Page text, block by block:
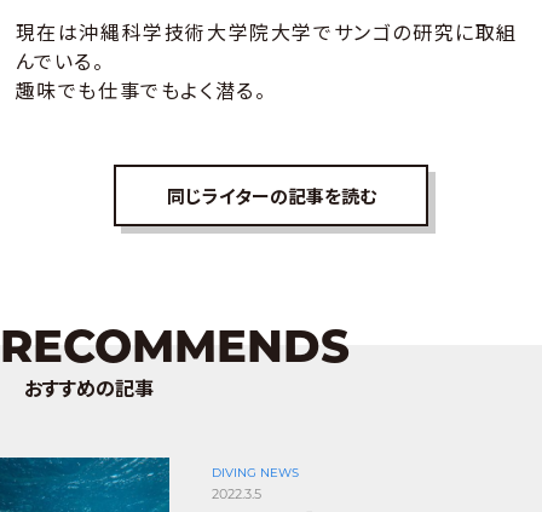
現在は沖縄科学技術大学院大学でサンゴの研究に取組
んでいる。
趣味でも仕事でもよく潜る。
同じライターの記事を読む
RECOMMENDS
おすすめの記事
DIVING NEWS
2022.3.5